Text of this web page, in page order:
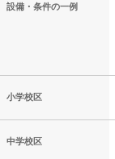
設備・条件の一例
小学校区
中学校区